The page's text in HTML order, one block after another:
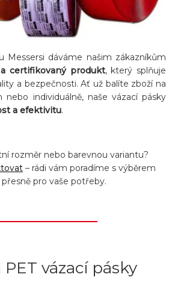
Messersi dáváme našim zákazníkům
certifikovaný produkt, který splňuje
a bezpečnosti. Ať už balíte zboží na
nebo individuálně, naše vázací pásky
a efektivitu.
rozměr nebo barevnou variantu?
– rádi vám poradíme s výběrem
pro vaše potřeby.
vázací pásky